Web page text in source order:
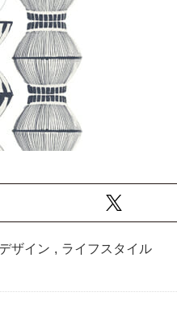
ザイン , ライフスタイル